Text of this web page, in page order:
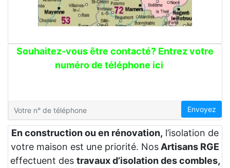
Souhaitez-vous être contacté? Entrez votre
numéro de téléphone ici
Envoyez
En construction ou en rénovation, l’isolation de
votre maison est une priorité. Nos Artisans RGE
effectuent des travaux d’isolation des combles,